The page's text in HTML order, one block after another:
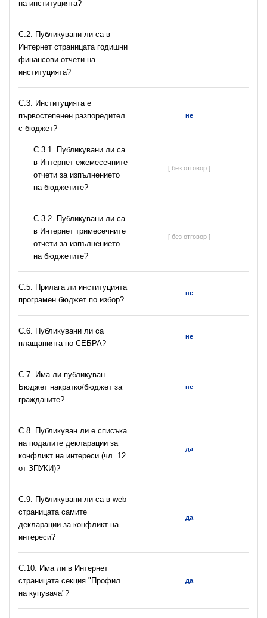
на институцията?
C.2. Публикувани ли са в
Интернет страницата годишни
финансови отчети на
институцията?
C.3. Институцията е
първостепенен разпоредител
с бюджет?
не
С.3.1. Публикувани ли са
в Интернет ежемесечните
отчети за изпълнението
на бюджетите?
[ без отговор ]
С.3.2. Публикувани ли са
в Интернет тримесечните
отчети за изпълнението
на бюджетите?
[ без отговор ]
С.5. Прилага ли институцията
програмен бюджет по избор?
не
С.6. Публикувани ли са
плащанията по СЕБРА?
не
С.7. Има ли публикуван
Бюджет накратко/бюджет за
гражданите?
не
C.8. Публикуван ли е списъка
на подалите декларации за
конфликт на интереси (чл. 12
от ЗПУКИ)?
да
C.9. Публикувани ли са в web
страницата самите
декларации за конфликт на
интереси?
да
C.10. Има ли в Интернет
страницата секция "Профил
на купувача"?
да